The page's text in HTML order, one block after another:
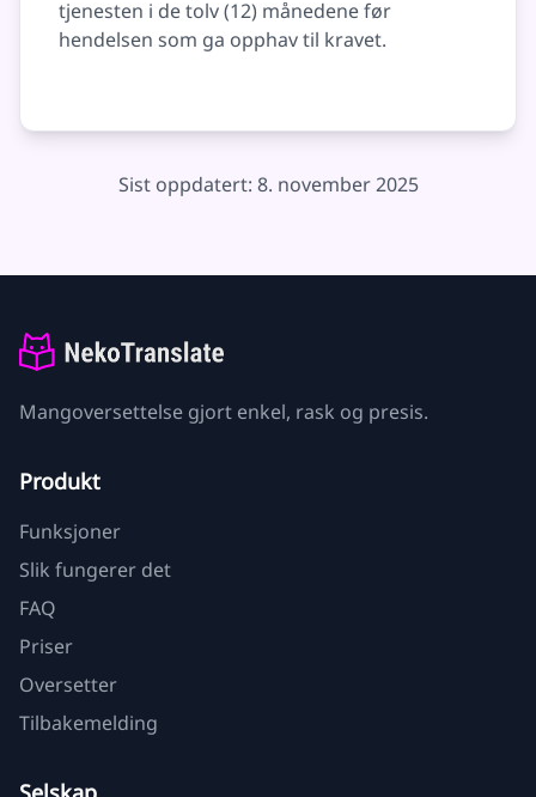
tjenesten i de tolv (12) månedene før
hendelsen som ga opphav til kravet.
Sist oppdatert: 8. november 2025
Mangoversettelse gjort enkel, rask og presis.
Produkt
Funksjoner
Slik fungerer det
FAQ
Priser
Oversetter
Tilbakemelding